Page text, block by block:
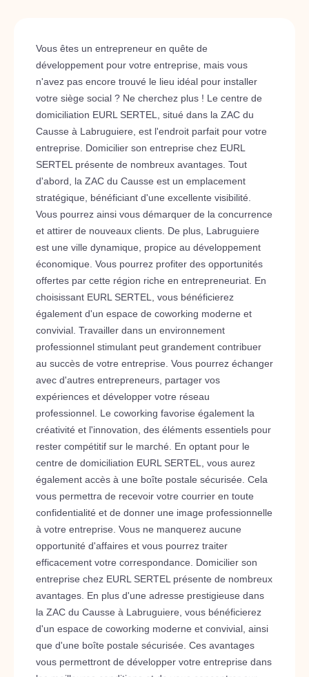
Vous êtes un entrepreneur en quête de
développement pour votre entreprise, mais vous
n'avez pas encore trouvé le lieu idéal pour installer
votre siège social ? Ne cherchez plus ! Le centre de
domiciliation EURL SERTEL, situé dans la ZAC du
Causse à Labruguiere, est l'endroit parfait pour votre
entreprise. Domicilier son entreprise chez EURL
SERTEL présente de nombreux avantages. Tout
d'abord, la ZAC du Causse est un emplacement
stratégique, bénéficiant d'une excellente visibilité.
Vous pourrez ainsi vous démarquer de la concurrence
et attirer de nouveaux clients. De plus, Labruguiere
est une ville dynamique, propice au développement
économique. Vous pourrez profiter des opportunités
offertes par cette région riche en entrepreneuriat. En
choisissant EURL SERTEL, vous bénéficierez
également d'un espace de coworking moderne et
convivial. Travailler dans un environnement
professionnel stimulant peut grandement contribuer
au succès de votre entreprise. Vous pourrez échanger
avec d'autres entrepreneurs, partager vos
expériences et développer votre réseau
professionnel. Le coworking favorise également la
créativité et l'innovation, des éléments essentiels pour
rester compétitif sur le marché. En optant pour le
centre de domiciliation EURL SERTEL, vous aurez
également accès à une boîte postale sécurisée. Cela
vous permettra de recevoir votre courrier en toute
confidentialité et de donner une image professionnelle
à votre entreprise. Vous ne manquerez aucune
opportunité d'affaires et vous pourrez traiter
efficacement votre correspondance. Domicilier son
entreprise chez EURL SERTEL présente de nombreux
avantages. En plus d'une adresse prestigieuse dans
la ZAC du Causse à Labruguiere, vous bénéficierez
d'un espace de coworking moderne et convivial, ainsi
que d'une boîte postale sécurisée. Ces avantages
vous permettront de développer votre entreprise dans